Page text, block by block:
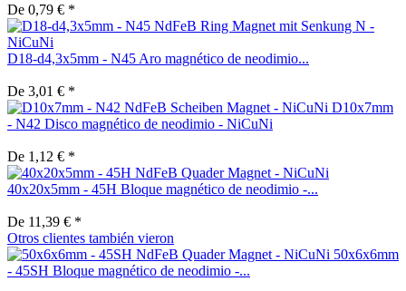
De 0,79 € *
D18-d4,3x5mm - N45 Aro magnético de neodimio...
De 3,01 € *
D10x7mm
- N42 Disco magnético de neodimio - NiCuNi
De 1,12 € *
40x20x5mm - 45H Bloque magnético de neodimio -...
De 11,39 € *
Otros clientes también vieron
50x6x6mm
- 45SH Bloque magnético de neodimio -...